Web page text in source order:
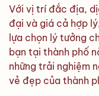
Với vị trí đắc địa,
đại và giá cả hợp
lựa chọn lý tưởng
bạn tại thành phố
những trải nghiệm
vẻ đẹp của thành